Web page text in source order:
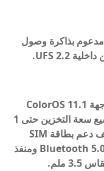
يعمل الهاتف بمعالج Snapdragon 680 مدعوم بذاكرة وصول
يعمل بنظام التشغيل Android 11 مع واجهة ColorOS 11.1
ويحتوي على فتحة بطاقة MicroSD لتوسيع سعة التخزين حتى 1
تيرابايت. تشمل ميزات الاتصال على الهاتف دعم بطاقة SIM
المزدوجة و 4G و WiFi مزدوج النطاق و Bluetooth 5.0 ومنفذ